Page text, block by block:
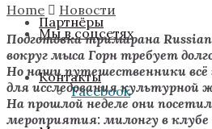
Мы в соцсетях
Facebook
Партнёры
Контакты
Home
Новости
Подготовка тримарана Russian
вокруг мыса Горн требует
Но наши путешественники
для исследования культурной
На прошлой неделе они
мероприятия: милонгу в